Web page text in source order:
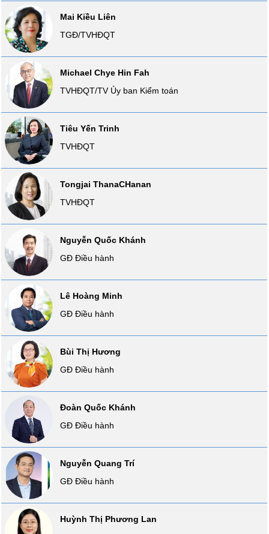
Mai Kiều Liên
TGĐ/TVHĐQT
Michael Chye Hin Fah
TVHĐQT/TV Ủy ban Kiểm toán
Tiêu Yến Trinh
TVHĐQT
Tongjai ThanaCHanan
TVHĐQT
Nguyễn Quốc Khánh
GĐ Điều hành
Lê Hoàng Minh
GĐ Điều hành
Bùi Thị Hương
GĐ Điều hành
Đoàn Quốc Khánh
GĐ Điều hành
Nguyễn Quang Trí
GĐ Điều hành
Huỳnh Thị Phương Lan
Báo
cáo
phân
tích
(-)
Thuật
ngữ
(-)
Dịch
vụ
(-)
Đào
tạo
Sách
chính
Công
cụ
đầu
Truyền
thông
tài
chính